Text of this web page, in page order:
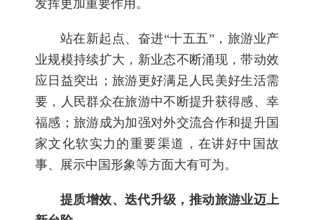
发挥更加重要作用。
站在新起点、奋进“十五五”，旅游业产
业规模持续扩大，新业态不断涌现，带动效
应日益突出；旅游更好满足人民美好生活需
要，人民群众在旅游中不断提升获得感、幸
福感；旅游成为加强对外交流合作和提升国
家文化软实力的重要渠道，在讲好中国故
事、展示中国形象等方面大有可为。
提质增效、迭代升级，推动旅游业迈上